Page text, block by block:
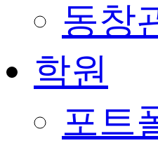
동창
학원
포트